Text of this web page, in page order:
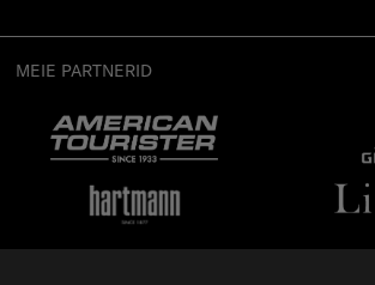
MEIE PARTNERID